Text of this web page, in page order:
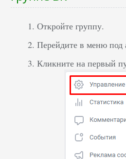
Откройте группу.
Перейдите в меню под
Кликните на первый